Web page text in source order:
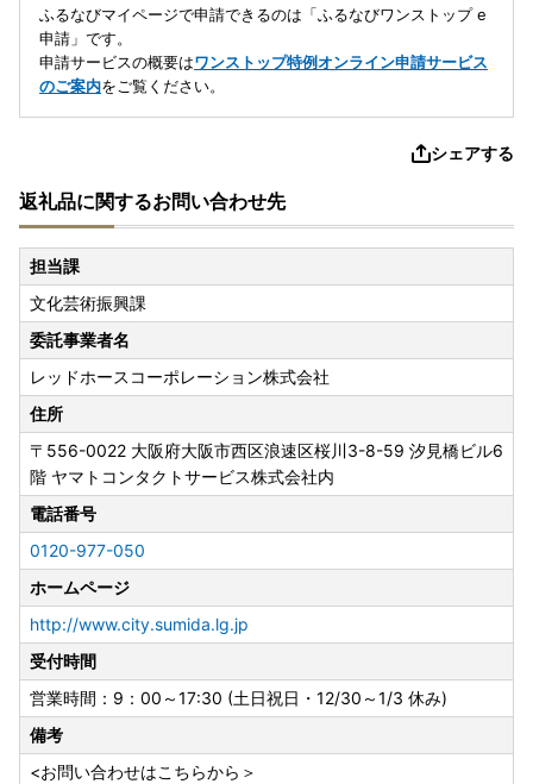
ふるなびマイページで申請できるのは「ふるなびワンストップ e
申請」です。
申請サービスの概要はワンストップ特例オンライン申請サービス
のご案内をご覧ください。
シェアする
返礼品に関するお問い合わせ先
担当課
文化芸術振興課
委託事業者名
レッドホースコーポレーション株式会社
住所
〒556-0022 大阪府大阪市西区浪速区桜川3-8-59 汐見橋ビル6
階 ヤマトコンタクトサービス株式会社内
電話番号
0120-977-050
ホームページ
http://www.city.sumida.lg.jp
受付時間
営業時間：9：00～17:30 (土日祝日・12/30～1/3 休み)
備考
<お問い合わせはこちらから＞